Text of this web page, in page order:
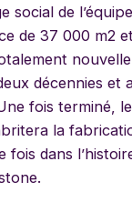
social de
de 37 000 m2
décennies et
fois terminé,
la
fois dans